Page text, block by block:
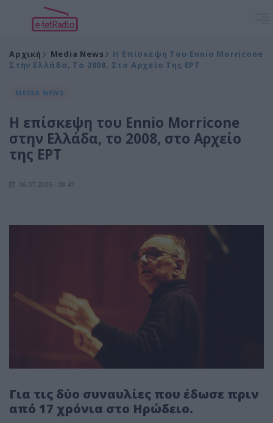
Αρχική Media News
Η Επίσκεψη Του Ennio Morricone
Στην Ελλάδα, Το 2008, Στο Αρχείο Της ΕΡΤ
MEDIA NEWS
Η επίσκεψη του Ennio Morricone
στην Ελλάδα, το 2008, στο Αρχείο
της ΕΡΤ
06.07.2025 - 08:47
Για τις δύο συναυλίες που έδωσε πριν
από 17 χρόνια στο Ηρώδειο.